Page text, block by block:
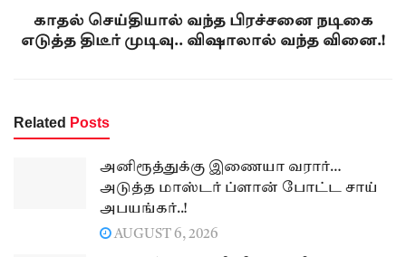
காதல் செய்தியால் வந்த பிரச்சனை நடிகை
எடுத்த திடீர் முடிவு.. விஷாலால் வந்த வினை.!
Related Posts
அனிரூத்துக்கு இணையா வரார்…
அடுத்த மாஸ்டர் ப்ளான் போட்ட சாய்
அபயங்கர்..!
AUGUST 6, 2026